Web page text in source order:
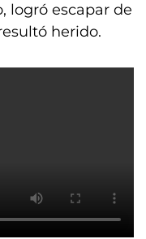
logró escapar de
herido.